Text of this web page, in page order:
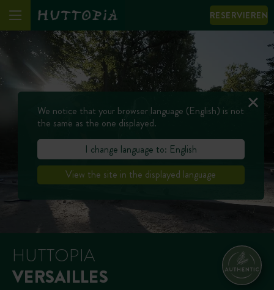
RESERVIEREN
HUTTOPIA
VERSAILLES
We notice that your browser language (English) is not
the same as the one displayed.
I change language to: English
View the site in the displayed language